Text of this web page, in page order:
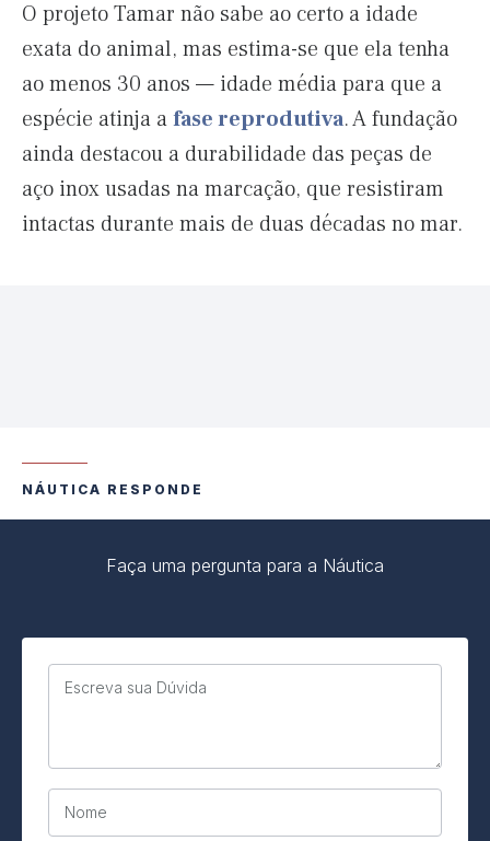
O projeto Tamar não sabe ao certo a idade
exata do animal, mas estima-se que ela tenha
ao menos 30 anos — idade média para que a
espécie atinja afase reprodutiva. A fundação
ainda destacou a durabilidade das peças de
aço inox usadas na marcação, que resistiram
intactas durante mais de duas décadas no mar.
NÁUTICA RESPONDE
Faça uma pergunta para a Náutica
Escreva sua Dúvida
Nome